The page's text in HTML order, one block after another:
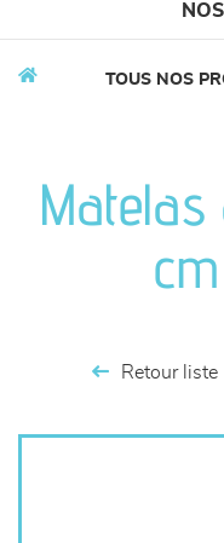
séjours
meubles de
TOUS NOS
Retour liste